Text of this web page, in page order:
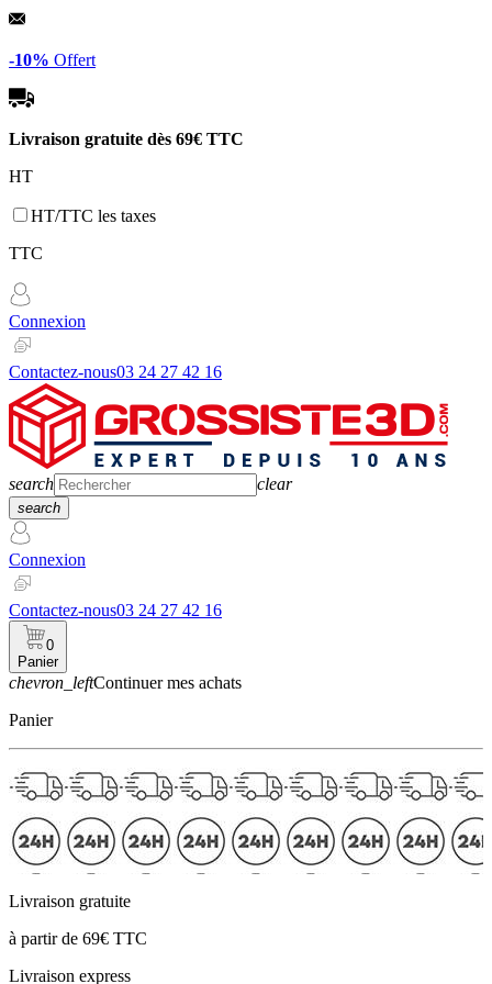
Panneau de gestion des cookies
-10% Offert
Livraison gratuite dès 69€ TTC
HT
HT/TTC les taxes
TTC
Connexion
Contactez-nous03 24 27 42 16
search clear
search
Connexion
Contactez-nous03 24 27 42 16
0
Panier
chevron_leftContinuer mes achats
Panier
Livraison gratuite
à partir de 69€ TTC
Livraison express